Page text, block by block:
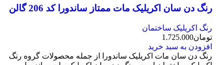
رنگ دن سان اکریلیک مات ممتاز ساندورا کد 206 گالن
رنگ اکریلیک ساختمان
تومان1.725.000
افزودن به سبد خرید
رنگ دن سان مات اکریلیک ساندورا از جمله محصولات گروه رنگ